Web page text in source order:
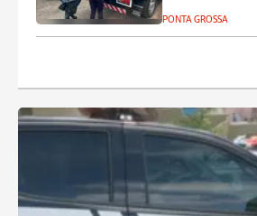
PONTA GROSSA